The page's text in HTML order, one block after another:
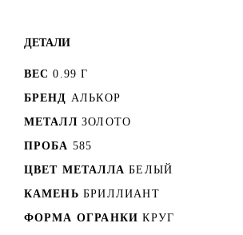
ДЕТАЛИ
ВЕС 0.99 Г
БРЕНД АЛЬКОР
МЕТАЛЛ ЗОЛОТО
ПРОБА 585
ЦВЕТ МЕТАЛЛА БЕЛЫЙ
КАМЕНЬ БРИЛЛИАНТ
ФОРМА ОГРАНКИ КРУГ